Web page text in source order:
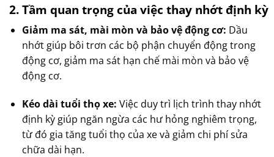
2.Tầm quan trọngcủa việc thay nhớtđịnh kỳ
Giảm ma sát, mài mòn và bảo vệ động cơ: Dầu
nhớt giúp bôi trơn các bộ phận chuyển động trong
động cơ, giảm ma sát hạn chế mài mòn và bảo vệ
động cơ.
Kéo dài tuổi thọ xe: Việc duy trì lịch trình thay nhớt
định kỳ giúp ngăn ngừa các hư hỏng nghiêm trọng,
từ đó gia tăng tuổi thọ của xe và giảm chi phí sửa
chữa dài hạn.